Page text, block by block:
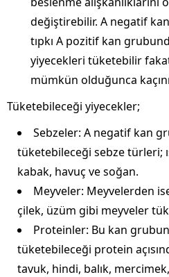
değiştirebilir. A negatif
tıpkı A pozitif kan
yiyecekleri tüketebilir
mümkün olduğunca
Tüketebileceği yiyecekler;
Sebzeler: A negatif kan
tüketebileceği sebze türleri;
kabak, havuç ve soğan.
Meyveler: Meyvelerden
çilek, üzüm gibi meyveler
Proteinler: Bu kan
tüketebileceği protein
tavuk, hindi, balık,